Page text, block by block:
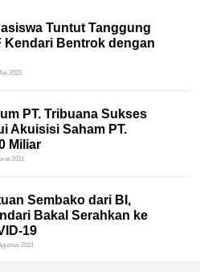
Tuntut Tanggung
Kendari Bentrok dengan
2025
PT. Tribuana Sukses
Akuisisi Saham PT.
Miliar
2021
Sembako dari BI,
Bakal Serahkan ke
19
2021